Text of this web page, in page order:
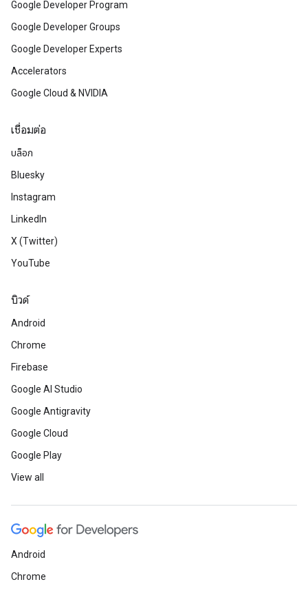
Google Developer Program
Google Developer Groups
Google Developer Experts
Accelerators
Google Cloud & NVIDIA
เชื่อมต่อ
บล็อก
Bluesky
Instagram
LinkedIn
X (Twitter)
YouTube
บิวด์
Android
Chrome
Firebase
Google AI Studio
Google Antigravity
Google Cloud
Google Play
View all
Android
Chrome